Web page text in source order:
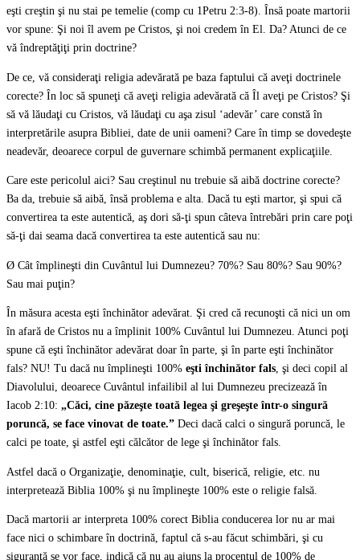
eşti creştin şi nu stai pe temelie (comp cu 1Petru 2:3-8). Însă poate martorii
vor spune: Şi noi îl avem pe Cristos, şi noi credem în El. Da? Atunci de ce
vă îndreptăţiţi prin doctrine?
De ce, vă consideraţi religia adevărată pe baza faptului că aveţi doctrinele
corecte? În loc să spuneţi că aveţi religia adevărată că Îl aveţi pe Cristos? Şi
să vă lăudaţi cu Cristos, vă lăudaţi cu aşa zisul ‘adevăr’ care constă în
interpretările asupra Bibliei, date de unii oameni? Care în timp se dovedeşte
neadevăr, deoarece corpul de guvernare schimbă permanent explicaţiile.
Care este pericolul aici? Sau creştinul nu trebuie să aibă doctrine corecte?
Ba da, trebuie să aibă, însă problema e alta. Dacă tu eşti martor, şi spui că
convertirea ta este autentică, aş dori să-ţi spun câteva întrebări prin care poţi
să-ţi dai seama dacă convertirea ta este autentică sau nu:
Ø Cât împlineşti din Cuvântul lui Dumnezeu? 70%? Sau 80%? Sau 90%?
Sau mai puţin?
În măsura acesta eşti închinător adevărat. Şi cred că recunoşti că nici un om
în afară de Cristos nu a împlinit 100% Cuvântul lui Dumnezeu. Atunci poţi
spune că eşti închinător adevărat doar în parte, şi în parte eşti închinător
fals? NU! Tu dacă nu împlineşti 100% eşti închinător fals, şi deci copil al
Diavolului, deoarece Cuvântul infailibil al lui Dumnezeu precizează în
Iacob 2:10: „Căci, cine păzeşte toată legea şi greşeşte într-o singură
poruncă, se face vinovat de toate.” Deci dacă calci o singură poruncă, le
calci pe toate, şi astfel eşti călcător de lege şi închinător fals.
Astfel dacă o Organizaţie, denominaţie, cult, biserică, religie, etc. nu
interpretează Biblia 100% şi nu împlineşte 100% este o religie falsă.
Dacă martorii ar interpreta 100% corect Biblia conducerea lor nu ar mai
face nici o schimbare în doctrină, faptul că s-au făcut schimbări, şi cu
siguranţă se vor face, indică că nu au ajuns la procentul de 100% de